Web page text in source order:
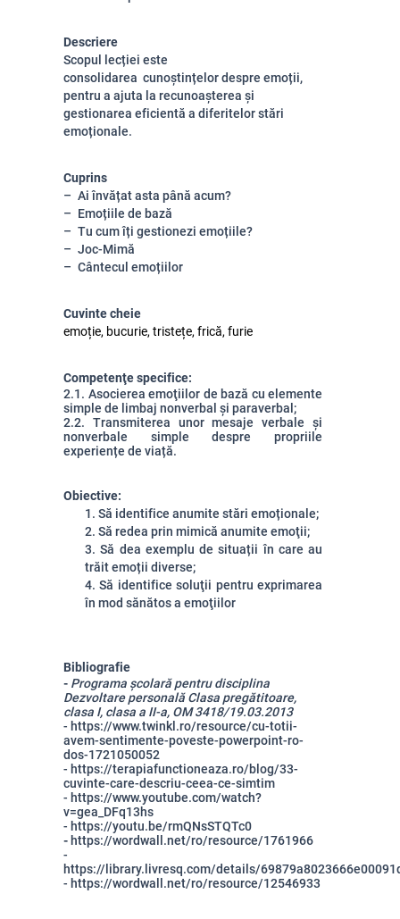
Descriere
Scopul lecției este
consolidarea cunoștințelor despre emoții,
pentru a ajuta la recunoașterea și
gestionarea eficientă a diferitelor stări
emoționale.
Cuprins
Ai învățat asta până acum?
Emoțiile de bază
Tu cum îți gestionezi emoțiile?
Joc-Mimă
Cântecul emoțiilor
Cuvinte cheie
emoție, bucurie, tristețe, frică, furie
Competenţe specifice:
2.1. Asocierea emoţiilor de bază cu elemente
simple de limbaj nonverbal și paraverbal;
2.2. Transmiterea unor mesaje verbale și
nonverbale simple despre propriile
experiențe de viață.
Obiective:
1. Să identifice anumite stări emoționale;
2. Să redea prin mimică anumite emoţii;
3. Să dea exemplu de situații în care au
trăit emoții diverse;
4. Să identifice soluţii pentru exprimarea
în mod sănătos a emoţiilor
Bibliografie
- Programa școlară pentru disciplina
Dezvoltare personală Clasa pregătitoare,
clasa I, clasa a II-a, OM 3418/19.03.2013
- https://www.twinkl.ro/resource/cu-totii-
avem-sentimente-poveste-powerpoint-ro-
dos-1721050052
- https://terapiafunctioneaza.ro/blog/33-
cuvinte-care-descriu-ceea-ce-simtim
- https://www.youtube.com/watch?
v=gea_DFq13hs
- https://youtu.be/rmQNsSTQTc0
- https://wordwall.net/ro/resource/1761966
-
https://library.livresq.com/details/
- https://wordwall.net/ro/resource/12546933